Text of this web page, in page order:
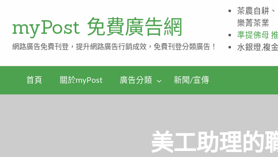
myPost 免費廣告網
網路廣告免費刊登，提升網路廣告行銷成效，免費刊登分類廣告！
茶農自耕
樂菁茶業
準提佛母
水銀燈,複
首頁 關於myPost 廣告分類 新聞/宣傳
美工助理的